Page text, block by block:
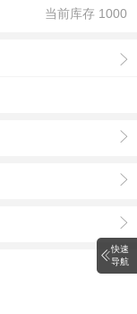
当前库存 1000
快速
导航